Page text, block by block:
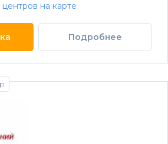
на карте
Подробнее